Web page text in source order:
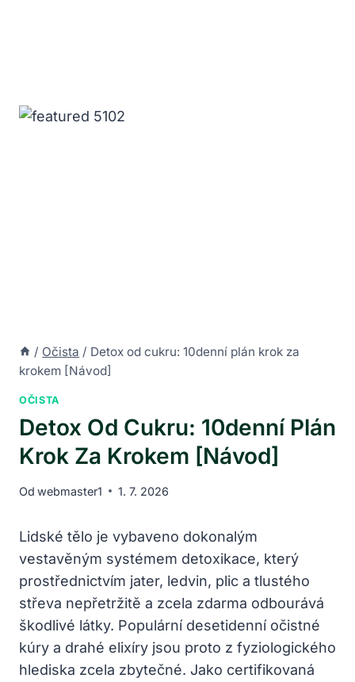
/ Očista / Detox od cukru: 10denní plán krok za
krokem [Návod]
OČISTA
Detox Od Cukru: 10denní Plán
Krok Za Krokem [Návod]
Od webmaster1 1. 7. 2026
Lidské tělo je vybaveno dokonalým
vestavěným systémem detoxikace, který
prostřednictvím jater, ledvin, plic a tlustého
střeva nepřetržitě a zcela zdarma odbourává
škodlivé látky. Populární desetidenní očistné
kúry a drahé elixíry jsou proto z fyziologického
hlediska zcela zbytečné. Jako certifikovaná